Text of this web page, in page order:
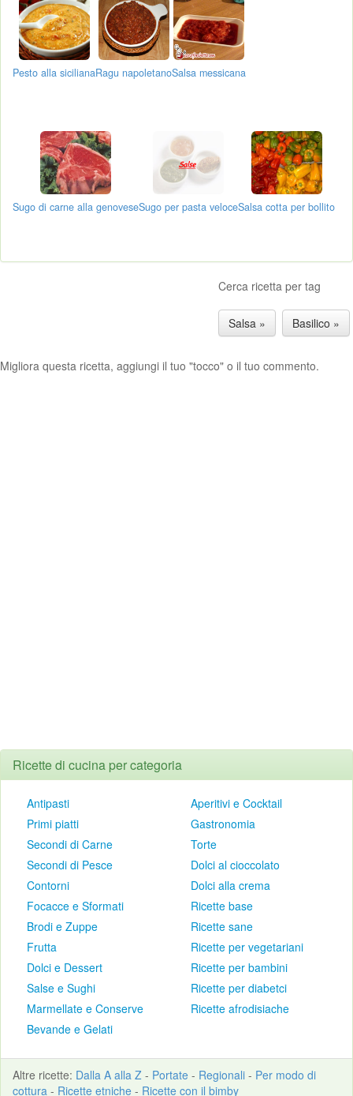
Pesto alla sicilianaRagu napoletanoSalsa messicana
Sugo di carne alla genoveseSugo per pasta veloceSalsa cotta per bollito
Cerca ricetta per tag
Salsa » Basilico »
Migliora questa ricetta, aggiungi il tuo "tocco" o il tuo commento.
Ricette di cucina per categoria
Antipasti
Primi piatti
Secondi di Carne
Secondi di Pesce
Contorni
Focacce e Sformati
Brodi e Zuppe
Frutta
Dolci e Dessert
Salse e Sughi
Marmellate e Conserve
Bevande e Gelati
Aperitivi e Cocktail
Gastronomia
Torte
Dolci al cioccolato
Dolci alla crema
Ricette base
Ricette sane
Ricette per vegetariani
Ricette per bambini
Ricette per diabetci
Ricette afrodisiache
Altre ricette: Dalla A alla Z - Portate - Regionali - Per modo di
cottura - Ricette etniche - Ricette con il bimby